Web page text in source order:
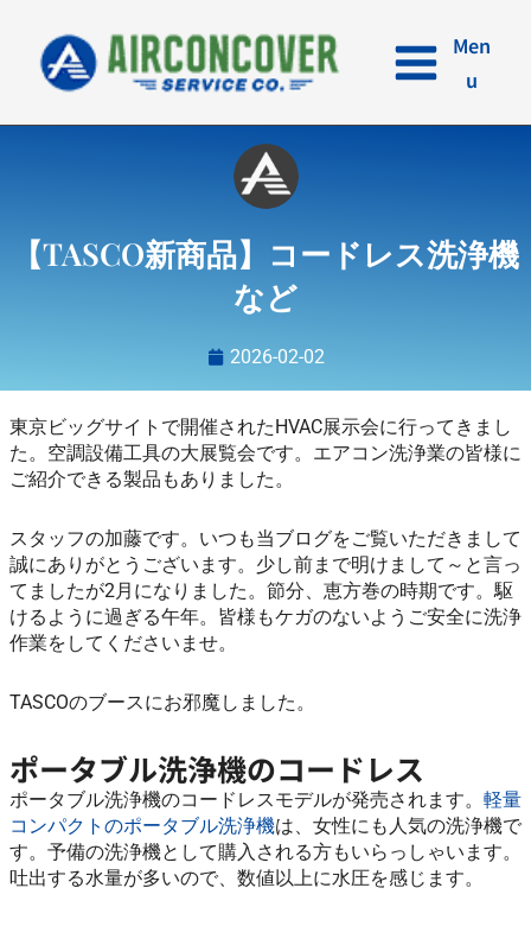
キ
Men
u
【TASCO新商品】コードレス洗浄機
など
2026-02-02
東京ビッグサイトで開催されたHVAC展示会に行ってきまし
た。空調設備工具の大展覧会です。エアコン洗浄業の皆様に
ご紹介できる製品もありました。
スタッフの加藤です。いつも当ブログをご覧いただきまして
誠にありがとうございます。少し前まで明けまして～と言っ
てましたが2月になりました。節分、恵方巻の時期です。駆
けるように過ぎる午年。皆様もケガのないようご安全に洗浄
作業をしてくださいませ。
TASCOのブースにお邪魔しました。
ポータブル洗浄機のコードレス
ポータブル洗浄機のコードレスモデルが発売されます。 軽量
コンパクトのポータブル洗浄機は、女性にも人気の洗浄機で
す。予備の洗浄機として購入される方もいらっしゃいます。
吐出する水量が多いので、数値以上に水圧を感じます。